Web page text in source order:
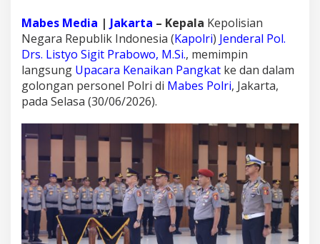
a
n
g
k
a
t
8
7
P
w
r
a
T
i
n
Mabes Media | Jakarta – Kepala Kepolisian
Negara Republik Indonesia (Kapolri) Jenderal Pol.
Drs. Listyo Sigit Prabowo, M.Si., memimpin
langsung Upacara Kenaikan Pangkat ke dan dalam
golongan personel Polri di Mabes Polri, Jakarta,
pada Selasa (30/06/2026).